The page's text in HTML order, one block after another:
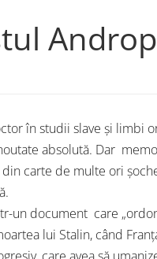
în studii slave și limbi
absolută. Dar
carte de multe ori
un document care
lui Stalin, când